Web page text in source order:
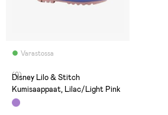
Varastossa
(0)
Disney Lilo & Stitch
Kumisaappaat, Lilac/Light Pink